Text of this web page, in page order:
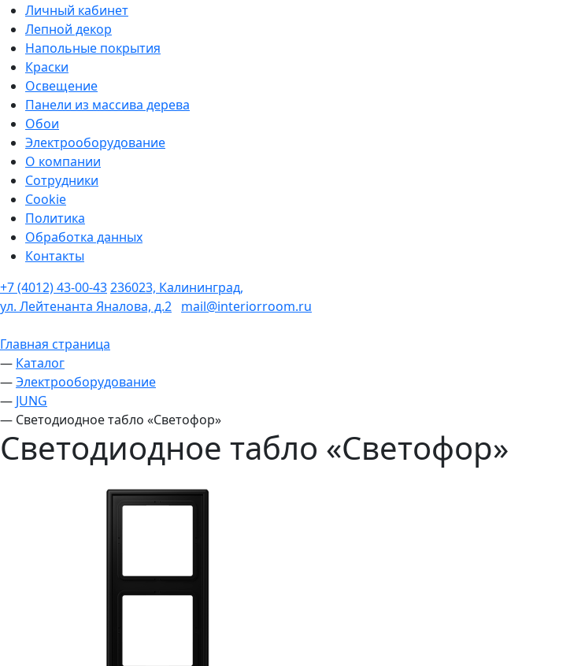
Личный кабинет
Лепной декор
Напольные покрытия
Краски
Освещение
Панели из массива дерева
Обои
Электрооборудование
О компании
Сотрудники
Cookie
Политика
Обработка данных
Контакты
+7 (4012) 43-00-43236023, Калининград,
ул. Лейтенанта Яналова, д.2 mail@interiorroom.ru
Главная страница
— Каталог
—Электрооборудование
— JUNG
— Светодиодное табло «Светофор»
Светодиодное табло «Светофор»